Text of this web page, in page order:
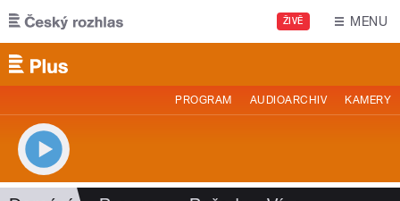
Přejít k hlavnímu obsahu
ŽIVĚ MENU
PROGRAM AUDIOARCHIV KAMERY